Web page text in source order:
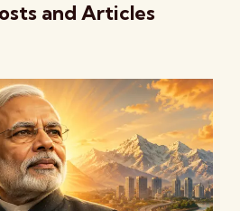
and Articles